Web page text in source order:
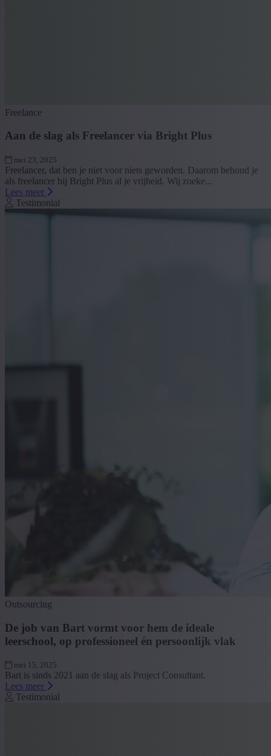
Freelance
Aan de slag als Freelancer via Bright Plus
mei 23, 2025
Freelancer, dat ben je niet voor niets geworden. Daarom behoud je
als freelancer bij Bright Plus al je vrijheid. Wij zoeke...
Lees meer
Testimonial
Outsourcing
De job van Bart vormt voor hem de ideale
leerschool, op professioneel én persoonlijk vlak
mei 15, 2025
Bart is sinds 2021 aan de slag als Project Consultant.
Lees meer
Testimonial